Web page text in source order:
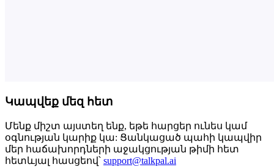
Կապվեք մեզ հետ
Մենք միշտ այստեղ ենք, եթե հարցեր ունես կամ
օգնության կարիք կա: Ցանկացած պահի կապվիր
մեր հաճախորդների աջակցության թիմի հետ
հետևյալ հասցեով՝ support@talkpal.ai